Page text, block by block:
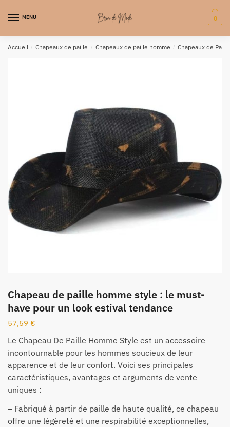
MENU 0
Accueil / Chapeaux de paille / Chapeaux de paille homme / Chapeaux de
Chapeau de paille homme style : le must-
have pour un look estival tendance
57,59 €
Le Chapeau De Paille Homme Style est un accessoire
incontournable pour les hommes soucieux de leur
apparence et de leur confort. Voici ses principales
caractéristiques, avantages et arguments de vente
uniques :
– Fabriqué à partir de paille de haute qualité, ce chapeau
offre une légèreté et une respirabilité exceptionnelles,